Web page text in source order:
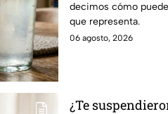
decimos cómo
que representa.
06 agosto, 2026
¿Te